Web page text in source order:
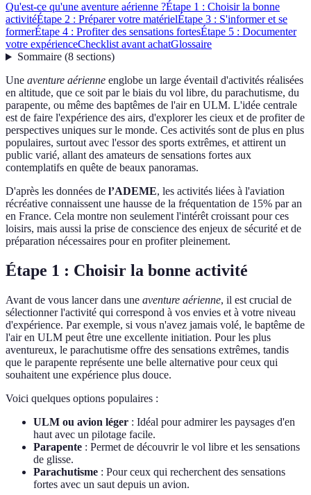
Qu'est-ce qu'une aventure aérienne ?Étape 1 : Choisir la bonne
activitéÉtape 2 : Préparer votre matérielÉtape 3 : S'informer et se
formerÉtape 4 : Profiter des sensations fortesÉtape 5 : Documenter
votre expérienceChecklist avant achatGlossaire
Sommaire(8 sections)
Une aventure aérienne englobe un large éventail d'activités réalisées
en altitude, que ce soit par le biais du vol libre, du parachutisme, du
parapente, ou même des baptêmes de l'air en ULM. L'idée centrale
est de faire l'expérience des airs, d'explorer les cieux et de profiter de
perspectives uniques sur le monde. Ces activités sont de plus en plus
populaires, surtout avec l'essor des sports extrêmes, et attirent un
public varié, allant des amateurs de sensations fortes aux
contemplatifs en quête de beaux panoramas.
D'après les données de l’ADEME, les activités liées à l'aviation
récréative connaissent une hausse de la fréquentation de 15% par an
en France. Cela montre non seulement l'intérêt croissant pour ces
loisirs, mais aussi la prise de conscience des enjeux de sécurité et de
préparation nécessaires pour en profiter pleinement.
Étape 1 : Choisir la bonne activité
Avant de vous lancer dans une aventure aérienne, il est crucial de
sélectionner l'activité qui correspond à vos envies et à votre niveau
d'expérience. Par exemple, si vous n'avez jamais volé, le baptême de
l'air en ULM peut être une excellente initiation. Pour les plus
aventureux, le parachutisme offre des sensations extrêmes, tandis
que le parapente représente une belle alternative pour ceux qui
souhaitent une expérience plus douce.
Voici quelques options populaires :
ULM ou avion léger : Idéal pour admirer les paysages d'en
haut avec un pilotage facile.
Parapente : Permet de découvrir le vol libre et les sensations
de glisse.
Parachutisme : Pour ceux qui recherchent des sensations
fortes avec un saut depuis un avion.